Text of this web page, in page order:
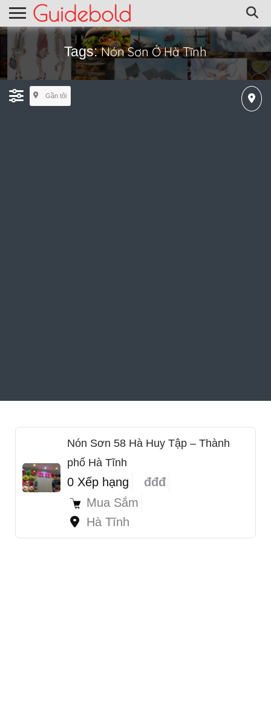
Tags:Nón Sơn Ở Hà Tĩnh
Gần tôi
Nón Sơn 58 Hà Huy Tập – Thành
phố Hà Tĩnh
0 Xếp hạng
đđđ
Mua Sắm
Hà Tĩnh